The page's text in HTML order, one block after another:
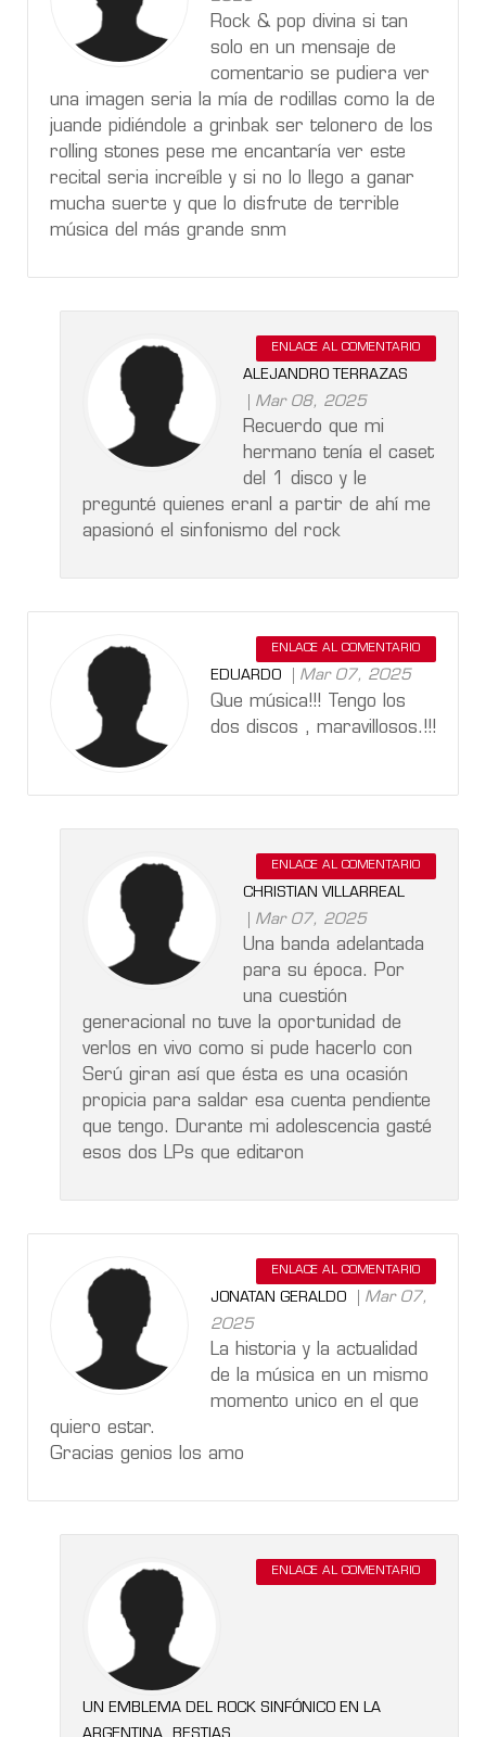
Rock & pop divina si tan
solo en un mensaje de
comentario se pudiera ver
una imagen seria la mía de rodillas como la de
juande pidiéndole a grinbak ser telonero de los
rolling stones pese me encantaría ver este
recital seria increíble y si no lo llego a ganar
mucha suerte y que lo disfrute de terrible
música del más grande snm
ENLACE AL COMENTARIO
ALEJANDRO TERRAZAS
Mar 08, 2025
Recuerdo que mi
hermano tenía el caset
del 1 disco y le
pregunté quienes eranl a partir de ahí me
apasionó el sinfonismo del rock
ENLACE AL COMENTARIO
EDUARDO Mar 07, 2025
Que música!!! Tengo los
dos discos , maravillosos.!!!
ENLACE AL COMENTARIO
CHRISTIAN VILLARREAL
Mar 07, 2025
Una banda adelantada
para su época. Por
una cuestión
generacional no tuve la oportunidad de
verlos en vivo como si pude hacerlo con
Serú giran así que ésta es una ocasión
propicia para saldar esa cuenta pendiente
que tengo. Durante mi adolescencia gasté
esos dos LPs que editaron
ENLACE AL COMENTARIO
JONATAN GERALDO
Mar 07,
2025
La historia y la actualidad
de la música en un mismo
momento unico en el que
quiero estar.
Gracias genios los amo
ENLACE AL COMENTARIO
UN EMBLEMA DEL ROCK SINFÓNICO EN LA
ARGENTINA. BESTIAS